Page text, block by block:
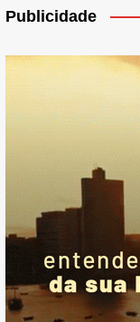
Publicidade